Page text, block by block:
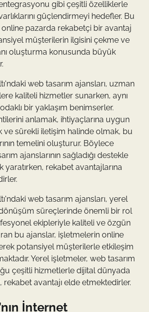
gibi çeşitli özelliklerle
güçlendirmeyi hedefler. Bu
pazarda rekabetçi bir avantaj
müşterilerin ilgisini çekme ve
oluşturma konusunda büyük
web tasarım ajansları, uzman
kaliteli hizmetler sunarken, aynı
bir yaklaşım benimserler.
anlamak, ihtiyaçlarına uygun
sürekli iletişim halinde olmak, bu
temelini oluşturur. Böylece
ajanslarının sağladığı destekle
rekabet avantajlarına
web tasarım ajansları, yerel
süreçlerinde önemli bir rol
ekipleriyle kaliteli ve özgün
bu ajanslar, işletmelerin online
potansiyel müşterilerle etkileşim
Yerel işletmeler, web tasarım
çeşitli hizmetlerle dijital dünyada
rekabet avantajı elde etmektedirler.
İnternet